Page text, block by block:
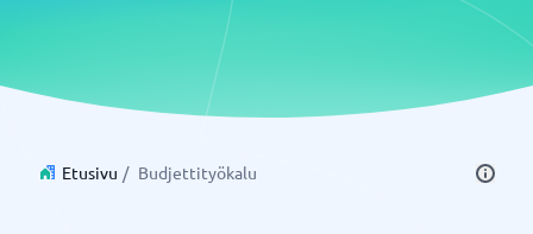
Etusivu / Budjettityökalu